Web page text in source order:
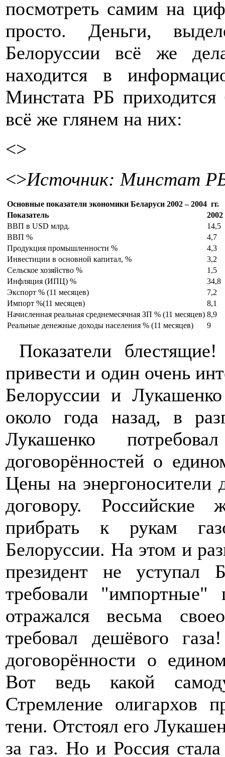
посмотреть самим на
просто. Деньги,
Белоруссии всё же
находится в
Минстата РБ
всё же глянем на них:
<>
<>Источник: Минстат
Основные показатели экономики Беларуси 2002 – 2004 гг.
Показатель
2002
ВВП в USD млрд.
14,5
ВВП %
4,7
Продукция промышленности %
4,3
Инвестиции в основной капитал, %
3,2
Сельское хозяйство %
1,5
Инфляция (ИПЦ) %
34,8
Экспорт % (11 месяцев)
7,2
Импорт %(11 месяцев)
8,1
Начисленная реальная среднемесячная ЗП % (11 месяцев) 8,9
Реальные денежные доходы населения % (11 месяцев)
9
Показатели
привести и один очень
Белоруссии и
около года назад, в
Лукашенко
договорённостей о
Цены на
договору. Российские
прибрать к рукам
Белоруссии. На этом и
президент не уступал
требовали
отражался весьма
требовал дешёвого
договорённости о
Вот ведь какой
Стремление олигархов
тени. Отстоял его
за газ. Но и Россия